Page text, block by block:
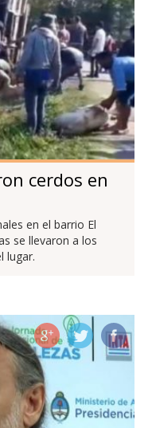
cerdos en
en el barrio El
se llevaron a los
lugar.